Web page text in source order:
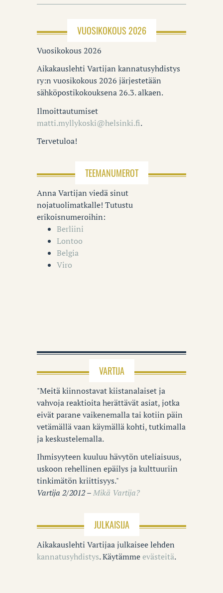
VUOSIKOKOUS 2026
Vuosikokous 2026
Aikakauslehti Vartijan kannatusyhdistys
ry:n vuosikokous 2026 järjestetään
sähköpostikokouksena 26.3. alkaen.
Ilmoittautumiset
matti.myllykoski@helsinki.fi.
Tervetuloa!
TEEMANUMEROT
Anna Vartijan viedä sinut
nojatuolimatkalle! Tutustu
erikoisnumeroihin:
Berliini
Lontoo
Belgia
Viro
VARTIJA
"Meitä kiinnostavat kiistanalaiset ja
vahvoja reaktioita herättävät asiat, jotka
eivät parane vaikenemalla tai kotiin päin
vetämällä vaan käymällä kohti, tutkimalla
ja keskustelemalla.
Ihmisyyteen kuuluu hävytön uteliaisuus,
uskoon rehellinen epäilys ja kulttuuriin
tinkimätön kriittisyys."
Vartija 2/2012 –Mikä Vartija?
JULKAISIJA
Aikakauslehti Vartijaa julkaisee lehden
kannatusyhdistys. Käytämmeevästeitä.